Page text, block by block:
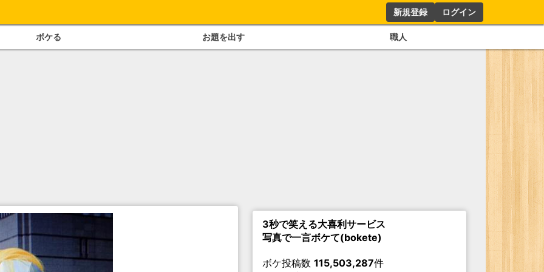
新規登録 ログイン
ボケる お題を出す 職人
3秒で笑える大喜利サービス
写真で一言ボケて(bokete)
ボケ投稿数 115,503,287件